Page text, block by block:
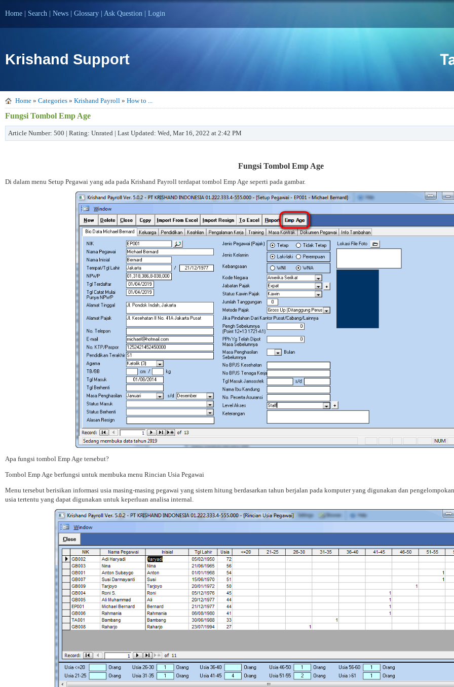
Home Search News Glossary Ask Question Login
Krishand Support
Home » Categories » Krishand Payroll » How to ...
Fungsi Tombol Emp Age
Article Number: 500 | Rating: Unrated | Last Updated: Wed, Mar 16, 2022 at 2:42 PM
Fungsi Tombol Emp Age
Di dalam menu Setup Pegawai yang ada pada Krishand Payroll terdapat tombol Emp Age seperti pada gambar.
Apa fungsi tombol Emp Age tersebut?
Tombol Emp Age berfungsi untuk membuka menu Rincian Usia Pegawai
Menu tersebut berisikan informasi usia masing-masing pegawai yang sistem hitung berdasarkan tahun berjalan pada komputer yang digunakan dan
usia tertentu yang dapat digunakan untuk keperluan analisa internal.